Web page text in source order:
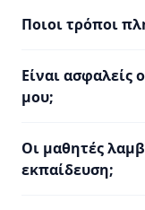
Ποιοι τρόποι
Είναι
μου;
Οι μαθητές
εκπαίδευση;